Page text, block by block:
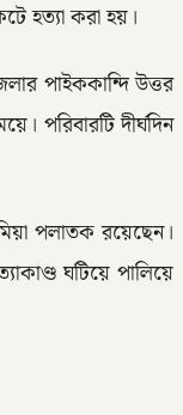
হত্যা করা হয়।
পাইককান্দি উত্তর
পরিবারটি দীর্ঘদিন
পলাতক রয়েছেন।
ঘটিয়ে পালিয়ে